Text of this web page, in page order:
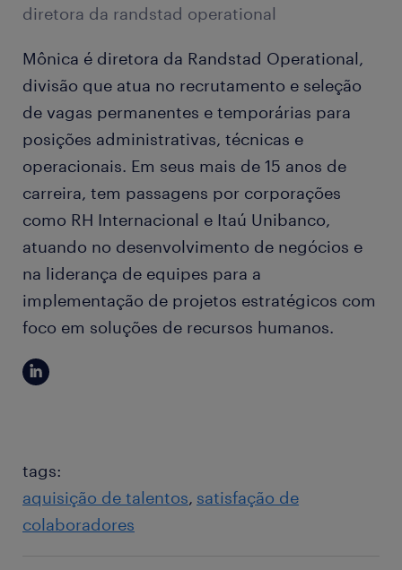
diretora da randstad operational
Mônica é diretora da Randstad Operational,
divisão que atua no recrutamento e seleção
de vagas permanentes e temporárias para
posições administrativas, técnicas e
operacionais. Em seus mais de 15 anos de
carreira, tem passagens por corporações
como RH Internacional e Itaú Unibanco,
atuando no desenvolvimento de negócios e
na liderança de equipes para a
implementação de projetos estratégicos com
foco em soluções de recursos humanos.
tags:
aquisição de talentos satisfação de
colaboradores